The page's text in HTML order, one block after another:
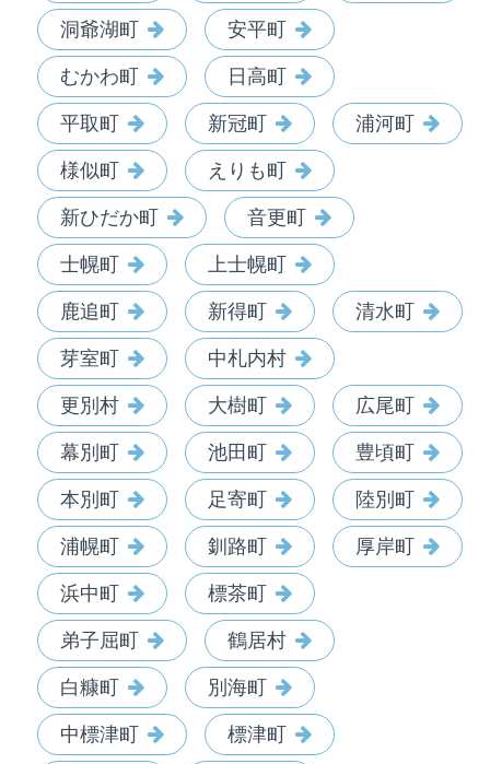
洞爺湖町 安平町
むかわ町 日高町
平取町 新冠町 浦河町
様似町 えりも町
新ひだか町 音更町
士幌町 上士幌町
鹿追町 新得町 清水町
芽室町 中札内村
更別村 大樹町 広尾町
幕別町 池田町 豊頃町
本別町 足寄町 陸別町
浦幌町 釧路町 厚岸町
浜中町 標茶町
弟子屈町 鶴居村
白糠町 別海町
中標津町 標津町